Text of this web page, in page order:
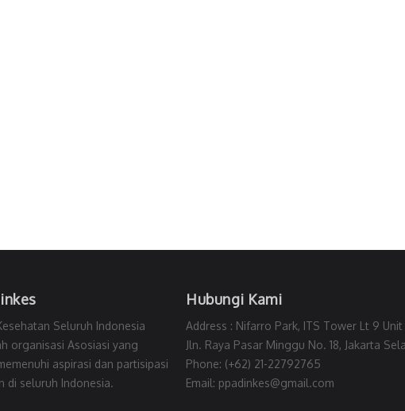
Seluruh Indonesia
organisasi Asosiasi yang
aspirasi dan partisipasi
di seluruh Indonesia.
Hubungi Kami
Address : Nifarro Park, ITS Tower Lt 9 Unit
Jln. Raya Pasar Minggu No. 18, Jakarta
Phone: (+62) 21-22792765
Email: ppadinkes@gmail.com